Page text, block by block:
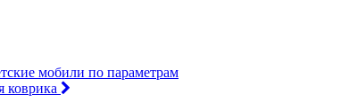
мобили по параметрам
коврика